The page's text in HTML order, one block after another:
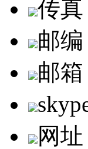
传真
邮编
邮箱
网